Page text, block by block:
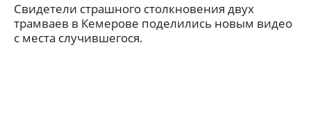
Свидетели страшного столкновения двух
трамваев в Кемерове поделились новым видео
с места случившегося.